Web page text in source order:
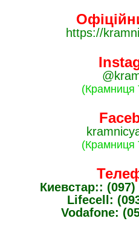
https://
(Крамниця
(Крамниця
Киевстар:: (097)
Lifecell:
Vodafone: